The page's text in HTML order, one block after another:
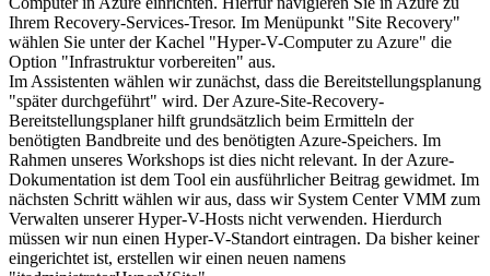
Ihrem Recovery-Services-Tresor. Im Menüpunkt "Site Recovery"
wählen Sie unter der Kachel "Hyper-V-Computer zu Azure" die
Option "Infrastruktur vorbereiten" aus.
Im Assistenten wählen wir zunächst, dass die Bereitstellungsplanung
"später durchgeführt" wird. Der Azure-Site-Recovery-
Bereitstellungsplaner hilft grundsätzlich beim Ermitteln der
benötigten Bandbreite und des benötigten Azure-Speichers. Im
Rahmen unseres Workshops ist dies nicht relevant. In der Azure-
Dokumentation ist dem Tool ein ausführlicher Beitrag gewidmet. Im
nächsten Schritt wählen wir aus, dass wir System Center VMM zum
Verwalten unserer Hyper-V-Hosts nicht verwenden. Hierdurch
müssen wir nun einen Hyper-V-Standort eintragen. Da bisher keiner
eingerichtet ist, erstellen wir einen neuen namens